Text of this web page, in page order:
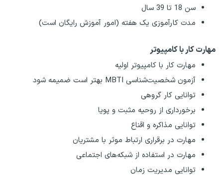
سن 18 تا 39 سال
مدت کارآموزی یک هفته (امور آموزش رایگان است)
مهارت کار با کامپیوتر
مهارت کار با کامپیوتر اولیه
آزمون شخصیت‌شناسی MBTI بهتر است ضمیمه شود
توانایی کار گروهی
برخورداری از روحیه مثبت و پویا
توانایی مذاکره و اقناع
مهارت در برقراری ارتباط موثر با مشتریان
مهارت در استفاده از شبکه‌های اجتماعی
توانایی مدیریت زمان